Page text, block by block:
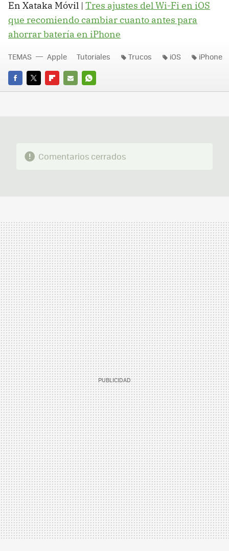
En Xataka Móvil | Tres ajustes del Wi-Fi en iOS
que recomiendo cambiar cuanto antes para
ahorrar batería en iPhone
FACEBOOK
TWITTERFLIPBOARD
E-
WHATSAPP
TEMAS Apple Tutoriales Trucos iOS iPhone
Comentarios cerrados